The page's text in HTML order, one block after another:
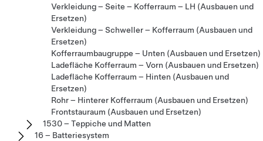
Verkleidung – Seite – Kofferraum – LH (Ausbauen und
Ersetzen)
Verkleidung – Schweller – Kofferraum (Ausbauen und
Ersetzen)
Kofferraumbaugruppe – Unten (Ausbauen und Ersetzen)
Ladefläche Kofferraum – Vorn (Ausbauen und Ersetzen)
Ladefläche Kofferraum – Hinten (Ausbauen und
Ersetzen)
Rohr – Hinterer Kofferraum (Ausbauen und Ersetzen)
Frontstauraum (Ausbauen und Ersetzen)
1530 – Teppiche und Matten
16 – Batteriesystem